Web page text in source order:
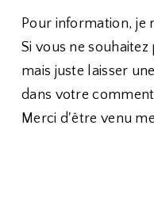
Pour information, je
Si vous ne
mais juste laisser
dans votre
Merci d'être venu